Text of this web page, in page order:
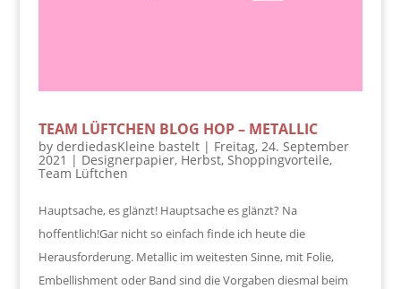
TEAM LÜFTCHEN BLOG HOP – METALLIC
by derdiedasKleine bastelt| Freitag, 24. September
2021 | Designerpapier, Herbst, Shoppingvorteile,
Team Lüftchen
Hauptsache, es glänzt! Hauptsache es glänzt? Na
hoffentlich!Gar nicht so einfach finde ich heute die
Herausforderung. Metallic im weitesten Sinne, mit Folie,
Embellishment oder Band sind die Vorgaben diesmal beim